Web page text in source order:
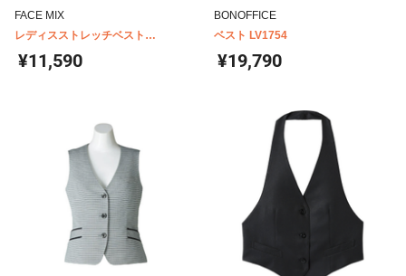
FACE MIX
レディスストレッチベスト
FV1305L
¥11,590
BONOFFICE
ベスト LV1754
¥19,790